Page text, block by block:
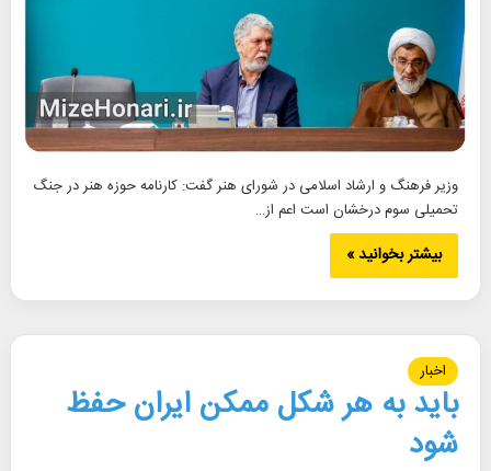
وزیر فرهنگ و ارشاد اسلامی در شورای هنر گفت: کارنامه حوزه هنر در جنگ
تحمیلی سوم درخشان است اعم از…
بیشتر بخوانید »
اخبار
باید به هر شکل ممکن ایران حفظ
شود